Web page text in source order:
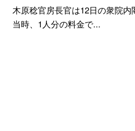
木原稔官房長官は12日の衆院
当時、1人分の料金で...